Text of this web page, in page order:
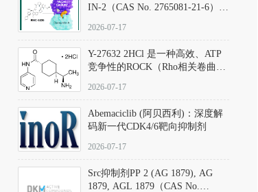
IN-2（CAS No. 2765081-21-6）：
向KRAS/NRAS/HRAS的广谱RAS
2026-07-17
Y-27632 2HCl 是一种高效、ATP
竞争性的ROCK（Rho相关卷曲螺
同等抑制ROCK1与ROCK2；其通
过精准嵌入激酶的ATP结合位点
发挥抑制作用，对ROCK1和
ROCK2的解离常数（Ki）分别为
140 nM和300 nM；在众多丝氨酸/
中，其靶向ROCK的选择性超过
200倍，凸显出优异的分子特异
2026-07-17
Abemaciclib (阿贝西利)：深度解
码新一代CDK4/6靶向抑制剂
2026-07-17
Src抑制剂PP 2 (AG 1879), AG
1879, AGL 1879（CAS No.